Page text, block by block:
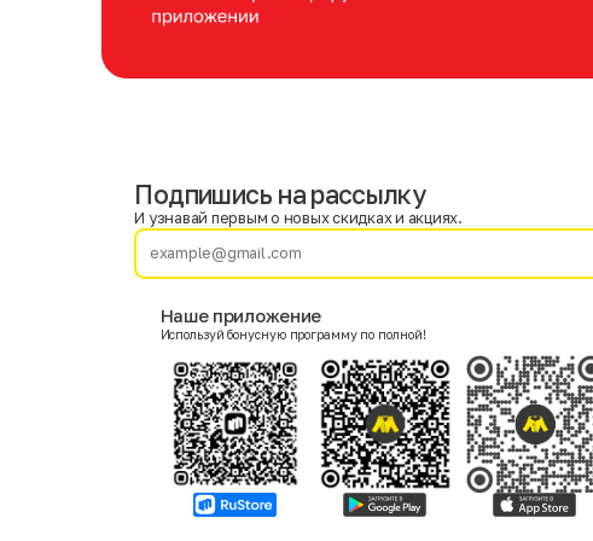
Фамилия
Женский
Согласие на получение чеков по электронной почте
Подпишись на рассылку
И узнавай первым о новых скидках и акциях.
Наше приложение
Используй бонусную программу по полной!